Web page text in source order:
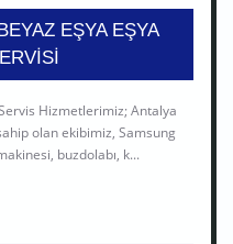
EŞYA EŞYA
Hizmetlerimiz; Antalya
olan ekibimiz, Samsung
buzdolabı, k...